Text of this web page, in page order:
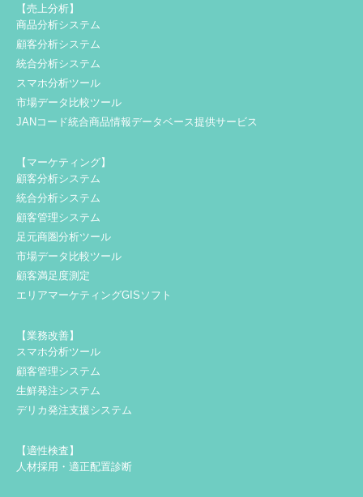
【売上分析】
商品分析システム
顧客分析システム
統合分析システム
スマホ分析ツール
市場データ比較ツール
JANコード統合商品情報データベース提供サービス
【マーケティング】
顧客分析システム
統合分析システム
顧客管理システム
足元商圏分析ツール
市場データ比較ツール
顧客満足度測定
エリアマーケティングGISソフト
【業務改善】
スマホ分析ツール
顧客管理システム
生鮮発注システム
デリカ発注支援システム
【適性検査】
人材採用・適正配置診断